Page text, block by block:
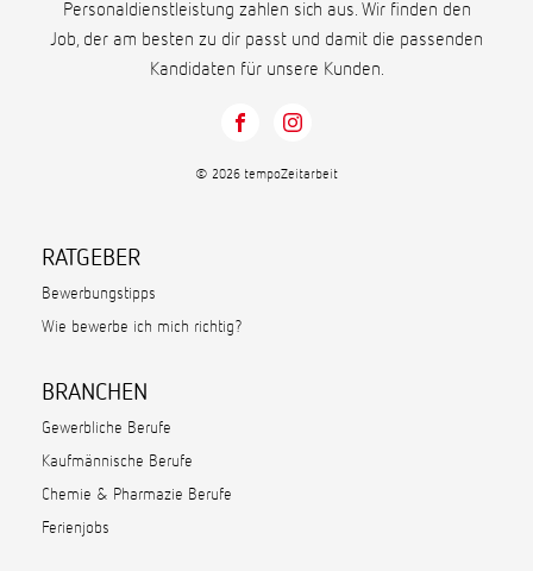
Personaldienstleistung zahlen sich aus. Wir finden den
Job, der am besten zu dir passt und damit die passenden
Kandidaten für unsere Kunden.
© 2026 tempoZeitarbeit
RATGEBER
Bewerbungstipps
Wie bewerbe ich mich richtig?
BRANCHEN
Gewerbliche Berufe
Kaufmännische Berufe
Chemie & Pharmazie Berufe
Ferienjobs